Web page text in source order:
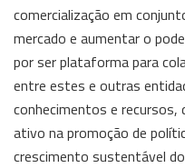
comercialização em
mercado e aumentar o
por ser plataforma para
entre estes e outras
conhecimentos e recursos,
ativo na promoção de
crescimento sustentável